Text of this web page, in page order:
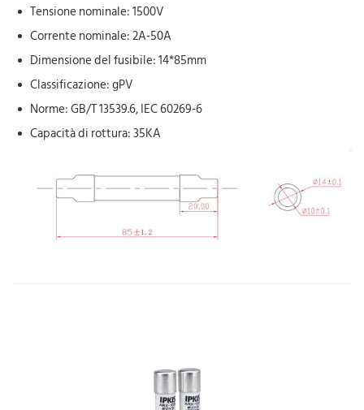
Tensione nominale: 1500V
Corrente nominale: 2A-50A
Dimensione del fusibile: 14*85mm
Classificazione: gPV
Norme: GB/T 13539.6, IEC 60269-6
Capacità di rottura: 35KA